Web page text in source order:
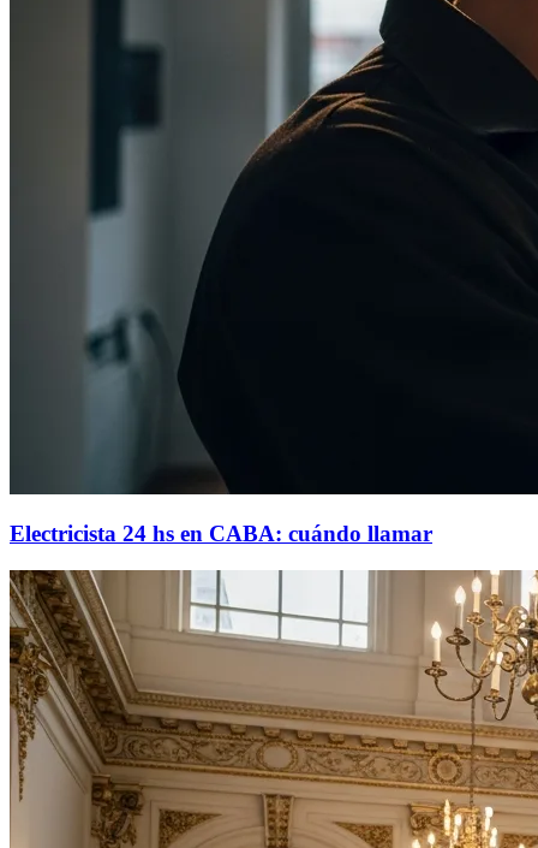
Electricista 24 hs en CABA: cuándo llamar